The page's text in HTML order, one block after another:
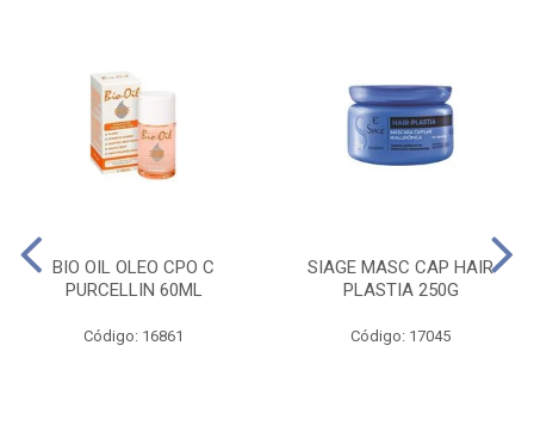
BIO OIL OLEO CPO C
PURCELLIN 60ML
Código: 16861
SIAGE MASC CAP HAIR
PLASTIA 250G
Código: 17045